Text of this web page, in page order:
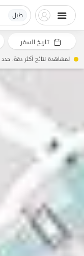
طبل
تاريخ السفر
لمشاهدة نتائج أكثر دقة، حدد